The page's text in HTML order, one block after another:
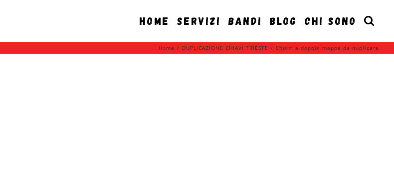
Home SERVIZI BANDI BLOG CHI SONO
Home / DUPLICAZIONE CHIAVI TRIESTE / Chiavi a doppia mappa da duplicare